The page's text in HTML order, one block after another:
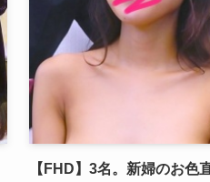
【FHD】3名。新婦のお色